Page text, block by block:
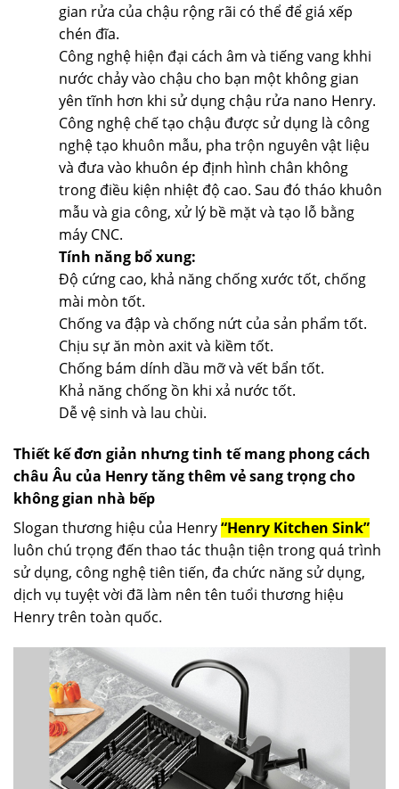
gian rửa của chậu rộng rãi có thể để giá xếp
chén đĩa.
Công nghệ hiện đại cách âm và tiếng vang khhi
nước chảy vào chậu cho bạn một không gian
yên tĩnh hơn khi sử dụng chậu rửa nano Henry.
Công nghệ chế tạo chậu được sử dụng là công
nghệ tạo khuôn mẫu, pha trộn nguyên vật liệu
và đưa vào khuôn ép định hình chân không
trong điều kiện nhiệt độ cao. Sau đó tháo khuôn
mẫu và gia công, xử lý bề mặt và tạo lỗ bằng
máy CNC.
Tính năng bổ xung:
Độ cứng cao, khả năng chống xước tốt, chống
mài mòn tốt.
Chống va đập và chống nứt của sản phẩm tốt.
Chịu sự ăn mòn axit và kiềm tốt.
Chống bám dính dầu mỡ và vết bẩn tốt.
Khả năng chống ồn khi xả nước tốt.
Dễ vệ sinh và lau chùi.
Thiết kế đơn giản nhưng tinh tế mang phong cách
châu Âu của Henry tăng thêm vẻ sang trọng cho
không gian nhà bếp
Slogan thương hiệu của Henry“Henry Kitchen Sink”
luôn chú trọng đến thao tác thuận tiện trong quá trình
sử dụng, công nghệ tiên tiến, đa chức năng sử dụng,
dịch vụ tuyệt vời đã làm nên tên tuổi thương hiệu
Henry trên toàn quốc.